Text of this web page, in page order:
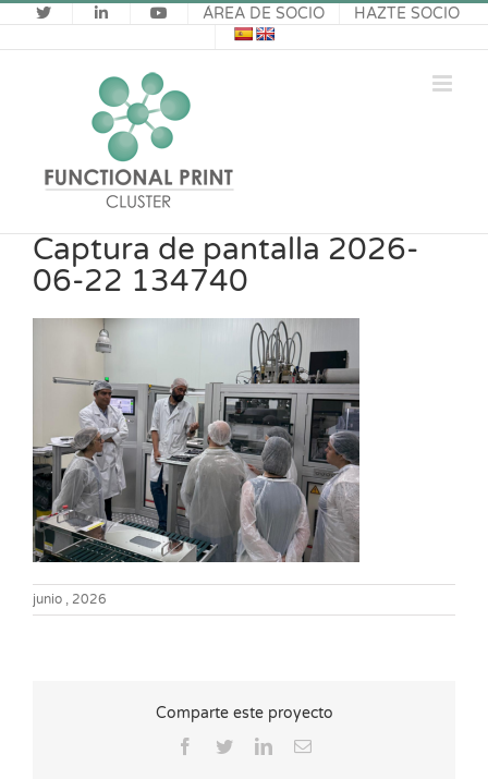
Saltar
al
contenido
ÁREA DE SOCIO HAZTE SOCIO
Captura de pantalla 2026-
06-22 134740
junio , 2026
Comparte este proyecto
Facebook
TwitterLinkedInCorreo